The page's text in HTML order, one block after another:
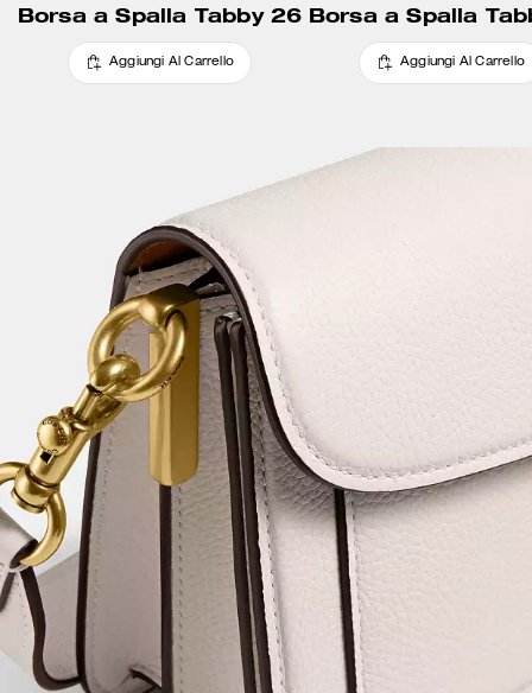
Borsa a Spalla Tabby 26
Aggiungi Al Carrello
Borsa a Spalla
Aggiungi Al Carrello